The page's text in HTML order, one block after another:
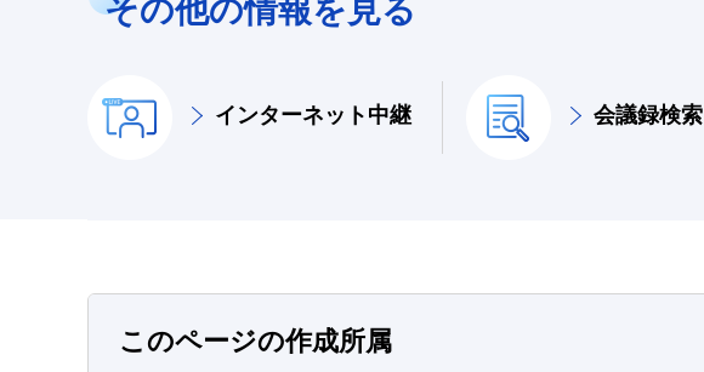
その他の情報を見る
インターネット中継 会議録検索
このページの作成所属